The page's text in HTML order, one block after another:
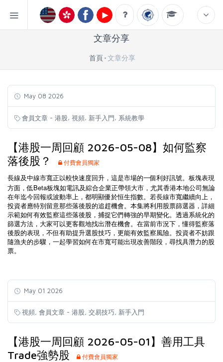
文章分享
首頁 文章分享
May 08 2026
會員文章 - 港股, 視頻, 新手入門, 系統教學
【港股一周回顧 2026-05-08】如何監察
落後股？
付費會員獨家
長線及中線市寬正以較快速度回升，這是市場的一個利好訊號。板塊表現
方面，低Beta板塊如電訊及綜合企業正帶領大市，尤其香港本地公司無論
在年迄今回報或波動率上，都明顯優於恒生指數。若長線市寬繼續向上，
投資者應特別留意那些落後股的追趕機會。本集將利用股票篩選器，詳細
示範如何有效監察這些落後股，捕捉它們轉強的早期變化。透過系統化的
篩選方法，大家可以更客觀地找出潛在機會。在當前市況下，懂得監察落
後股的表現，不但有助提升選股技巧，更能有效監察風險。投資者不妨跟
隨漁夫的步驟，一起學習如何在市寬可能出現改善階段，尋找具潛力的股
票。
May 01 2026
視頻 會員文章 - 港股 交易技巧 新手入門
【港股一周回顧 2026-05-01】善用工具
Trade強勢股
付費會員獨家